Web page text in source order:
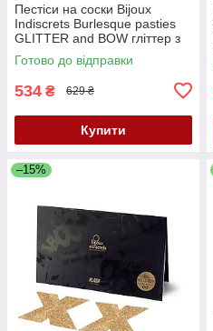
Пестіси на соски Bijoux
Indiscrets Burlesque pasties
GLITTER and BOW гліттер з
бантиком Кайф
Готово до відправки
534 ₴ 629 ₴
Купити
–15%